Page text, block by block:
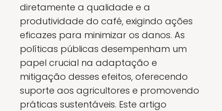
diretamente a qualidade e a
produtividade do café, exigindo ações
eficazes para minimizar os danos. As
políticas públicas desempenham um
papel crucial na adaptação e
mitigação desses efeitos, oferecendo
suporte aos agricultores e promovendo
práticas sustentáveis. Este artigo